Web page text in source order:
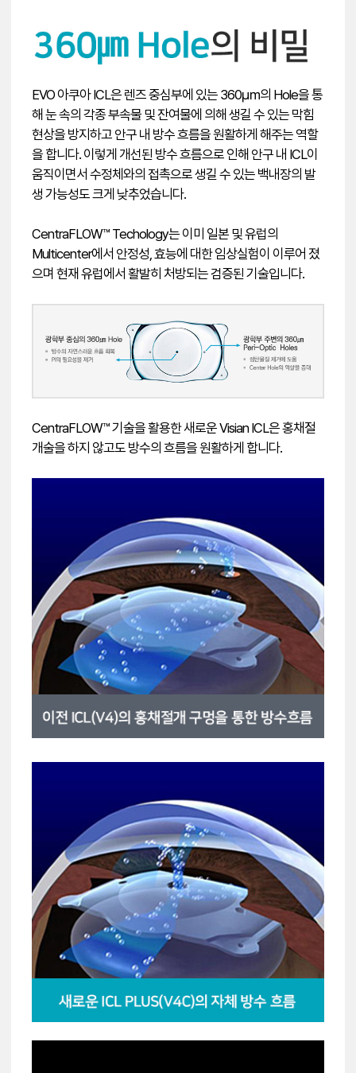
EVO 아쿠아 ICL은 렌즈 중심부에 있는 360㎛의 Hole을 통
해 눈 속의 각종 부속물 및 잔여물에 의해 생길 수 있는 막힘
현상을 방지하고 안구 내 방수 흐름을 원활하게 해주는 역할
을 합니다. 이렇게 개선된 방수 흐름으로 인해 안구 내 ICL이
움직이면서 수정체와의 접촉으로 생길 수 있는 백내장의 발
생 가능성도 크게 낮추었습니다.
CentraFLOW™ Techology는 이미 일본 및 유럽의
Multicenter에서 안정성, 효능에 대한 임상실험이 이루어 졌
으며 현재 유럽에서 활발히 처방되는 검증된 기술입니다.
CentraFLOW™ 기술을 활용한 새로운 Visian ICL은 홍채절
개술을 하지 않고도 방수의 흐름을 원활하게 합니다.